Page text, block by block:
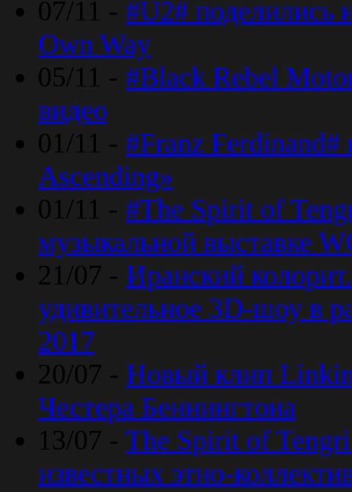
07/11 - #U2#
Own Way
05/11 - #Black Rebel
видео
01/11 - #Franz Ferdinand#
Ascending»
01/11 - #The Spirit of
музыкальной выставке
21/07 - Иранский
удивительное 3D-шоу в
2017
20/07 - Новый клип Linkin
Честера Беннингтона
13/07 - The Spirit of Tengri
известных этно-